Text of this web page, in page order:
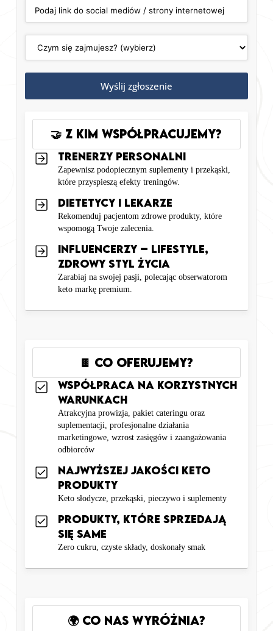
Wyślij zgłoszenie
🤝 Z Kim Współpracujemy?
trenerzy personalni
Zapewnisz podopiecznym suplementy i przekąski,
które przyspieszą efekty treningów.
dietetycy I LEKARZE
Rekomenduj pacjentom zdrowe produkty, które
wspomogą Twoje zalecenia.
influencerzy – lifestyle,
zdrowy styl życia
Zarabiaj na swojej pasji, polecając obserwatorom
keto markę premium.
🍫 Co Oferujemy?
Współpraca na Korzystnych
Warunkach
Atrakcyjna prowizja, pakiet cateringu oraz
suplementacji, profesjonalne działania
marketingowe, wzrost zasięgów i zaangażowania
odbiorców
Najwyższej jakości Keto
Produkty
Keto słodycze, przekąski, pieczywo i suplementy
Produkty, które sprzedają
się same
Zero cukru, czyste składy, doskonały smak
🌍 Co nas wyróżnia?